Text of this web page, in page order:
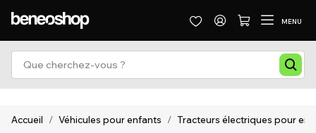
MENU
Accueil / Véhicules pour enfants / Tracteurs électriques pour